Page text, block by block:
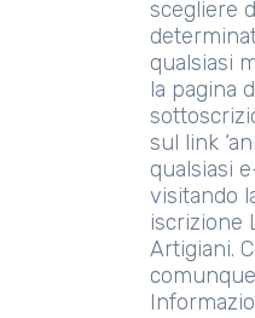
scegliere
qualsiasi
la pagina
sul link
qualsiasi
visitando
iscrizione
Artigiani.